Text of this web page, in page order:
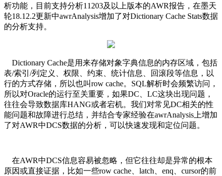
析功能，目前支持分析11203及以上版本的AWR报告，在墨天
轮18.12.2更新中awrAnalysis增加了对Dictionary Cache Stats数据
的分析支持。
Dictionary Cache是用来存储对象字典信息的内存区域，包括
表/索引/列定义、权限、约束、统计信息、回滚段等信息，以
行的方式存储，所以也叫row cache。SQL解析时会频繁访问，
所以对Oracle的运行至关重要，如果DC、LC这块出现问题，
往往会导致数据库HANG或者宕机。我们对常见DC相关的性
能问题和故障进行总结，并结合专家经验在awrAnalysis上增加
了对AWR中DCS数据的分析，可以快速发现和定位问题。
在AWR中DCS信息容易被忽略，但它往往却是异常的根本
原因或直接证据，比如一些row cache、latch、enq、cursor的前